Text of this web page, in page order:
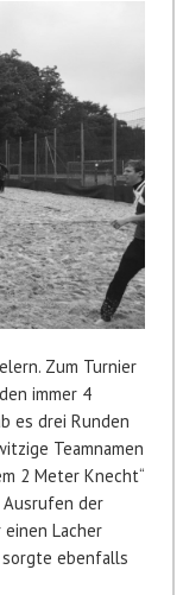
Zum Turnier
immer 4
es drei Runden
Teamnamen
2 Meter Knecht“
Ausrufen der
Lacher
sorgte ebenfalls